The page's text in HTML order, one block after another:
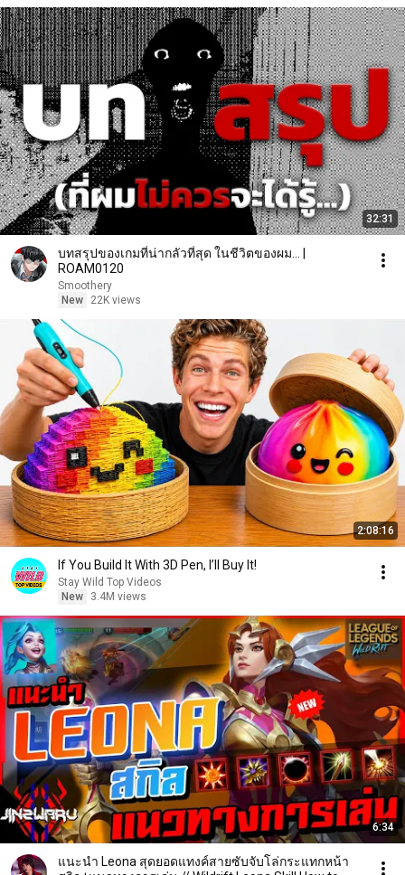
32:31
บทสรุปของเกมที่น่ากลัวที่สุด ในชีวิตของผม... |
ROAM0120
Smoothery
New
22K views
2:08:16
If You Build It With 3D Pen, I’ll Buy It!
Stay Wild Top Videos
New
3.4M views
6:34
แนะนำ Leona สุดยอดแทงค์สายซับจับโล่กระแทกหน้า